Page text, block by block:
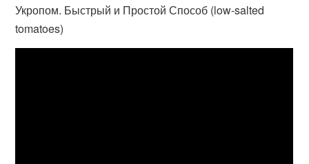
Укропом. Быстрый и Простой Способ (low-salted
tomatoes)